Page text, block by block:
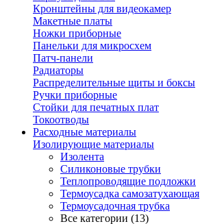
Кронштейны для видеокамер
Макетные платы
Ножки приборные
Панельки для микросхем
Патч-панели
Радиаторы
Распределительные щиты и боксы
Ручки приборные
Стойки для печатных плат
Токоотводы
Расходные материалы
Изолирующие материалы
Изолента
Силиконовые трубки
Теплопроводящие подложки
Термоусадка самозатухающая
Термоусадочная трубка
Все категории (13)